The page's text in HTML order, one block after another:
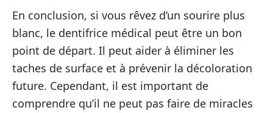
En conclusion, si vous rêvez d’un sourire plus
blanc, le dentifrice médical peut être un bon
point de départ. Il peut aider à éliminer les
taches de surface et à prévenir la décoloration
future. Cependant, il est important de
comprendre qu’il ne peut pas faire de miracles